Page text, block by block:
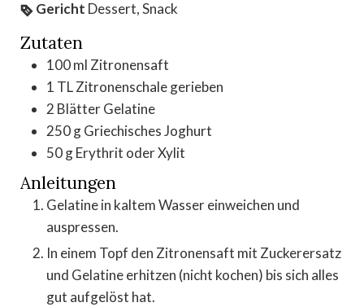
Gericht Dessert, Snack
Zutaten
100ml Zitronensaft
1 TLZitronenschale gerieben
2 BlätterGelatine
250gGriechisches Joghurt
50gErythrit oder Xylit
Anleitungen
Gelatine in kaltem Wasser einweichen und
auspressen.
In einem Topf den Zitronensaft mit Zuckerersatz
und Gelatine erhitzen (nicht kochen) bis sich alles
gut aufgelöst hat.